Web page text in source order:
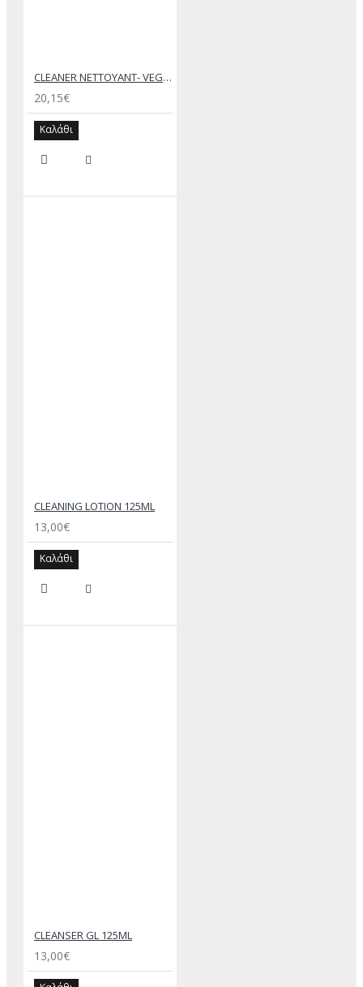
CLEANER NETTOYANT- VEGETAL ORIGIN – SAPHIR MEDAILLE D’OR
20,15€
Καλάθι
CLEANING LOTION 125ML
13,00€
Καλάθι
CLEANSER GL 125ML
13,00€